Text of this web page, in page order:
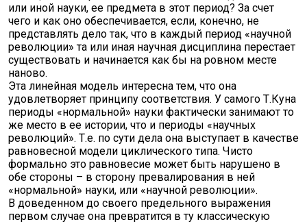
или иной науки, ее предмета в этот период? За счет
чего и как оно обеспечивается, если, конечно, не
представлять дело так, что в каждый период «научной
революции» та или иная научная дисциплина перестает
существовать и начинается как бы на ровном месте
наново.
Эта линейная модель интересна тем, что она
удовлетворяет принципу соответствия. У самого Т.Куна
периоды «нормальной» науки фактически занимают то
же место в ее истории, что и периоды «научных
революций». Т.е. по сути дела она выступает в качестве
равновесной модели циклического типа. Чисто
формально это равновесие может быть нарушено в
обе стороны – в сторону превалирования в ней
«нормальной» науки, или «научной революции».
В доведенном до своего предельного выражения
первом случае она превратится в ту классическую